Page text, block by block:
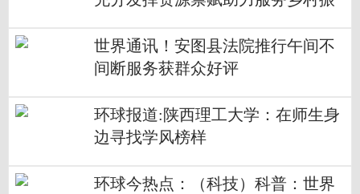
世界通讯！安图县法院推行午间不
间断服务获群众好评
环球报道:陕西理工大学：在师生身
边寻找学风榜样
环球今热点：（科技）科普：世界